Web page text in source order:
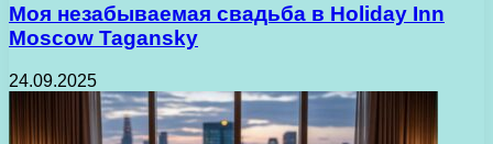
Моя незабываемая свадьба в Holiday Inn
Moscow Tagansky
24.09.2025